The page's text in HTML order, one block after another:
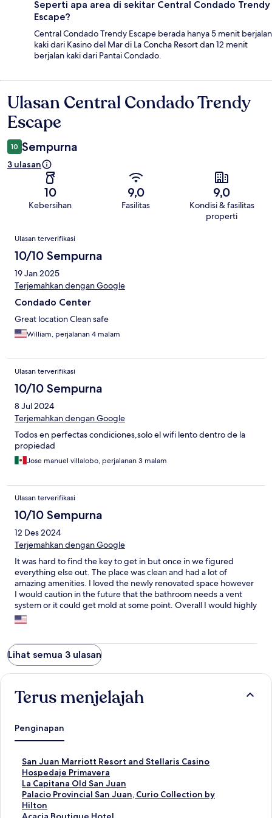
Seperti apa area di sekitar Central Condado Trendy
Escape?
Central Condado Trendy Escape berada hanya 5 menit berjalan
kaki dari Kasino del Mar di La Concha Resort dan 12 menit
berjalan kaki dari Pantai Condado.
Ulasan
Ulasan Central Condado Trendy
Escape
10 Sempurna
3 ulasan
10
Kebersihan
9,0
Fasilitas
9,0
Kondisi & fasilitas
properti
Ulasan
Ulasan terverifikasi
10/10 Sempurna
19 Jan 2025
Terjemahkan dengan Google
Condado Center
Great location Clean safe
William, perjalanan 4 malam
Ulasan terverifikasi
10/10 Sempurna
8 Jul 2024
Terjemahkan dengan Google
Todos en perfectas condiciones,solo el wifi lento dentro de la
propiedad
Jose manuel villalobo, perjalanan 3 malam
Ulasan terverifikasi
10/10 Sempurna
12 Des 2024
Terjemahkan dengan Google
It was hard to find the key to get in but once in we figured
everything else out. The place was clean and had a lot of
amazing amenities. I loved the newly renovated space however
I would caution in the future that the bathroom needs a vent
system or it could get mold at some point. Overall I would highly
recommend this place and would stay again.
Lihat semua 3 ulasan
Terus menjelajah
Penginapan
San Juan Marriott Resort and Stellaris Casino
T
a
u
t
a
n
Hospedaje Primavera
T
a
u
t
a
La Capitana Old San Juan
T
a
u
t
Palacio Provincial San Juan, Curio Collection by
Hilton
T
a
u
T